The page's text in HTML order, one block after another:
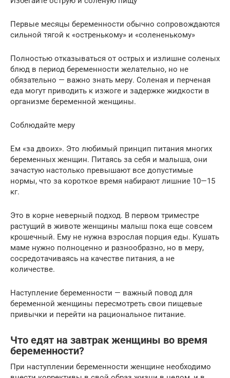
Первые месяцы беременности обычно сопровождаются
сильной тягой к «остренькому» и «солененькому»
Полностью отказываться от острых и излишне соленых
блюд в период беременности желательно, но не
обязательно — важно знать меру. Соленая и перченая
еда могут приводить к изжоге и задержке жидкости в
организме беременной женщины.
Соблюдайте меру
Ем «за двоих». Это любимый принцип питания многих
беременных женщин. Питаясь за себя и малыша, они
зачастую настолько превышают все допустимые
нормы, что за короткое время набирают лишние 10—15
кг.
Это в корне неверный подход. В первом триместре
растущий в животе женщины малыш пока еще совсем
крошечный. Ему не нужна взрослая порция еды. Кушать
маме нужно полноценно и разнообразно, но в меру,
сосредотачиваясь на качестве питания, а не
количестве.
Наступление беременности — важный повод для
беременной женщины пересмотреть свои пищевые
привычки и перейти на рациональное питание.
Что едят на завтрак женщины во время
беременности?
При наступлении беременности женщине необходимо